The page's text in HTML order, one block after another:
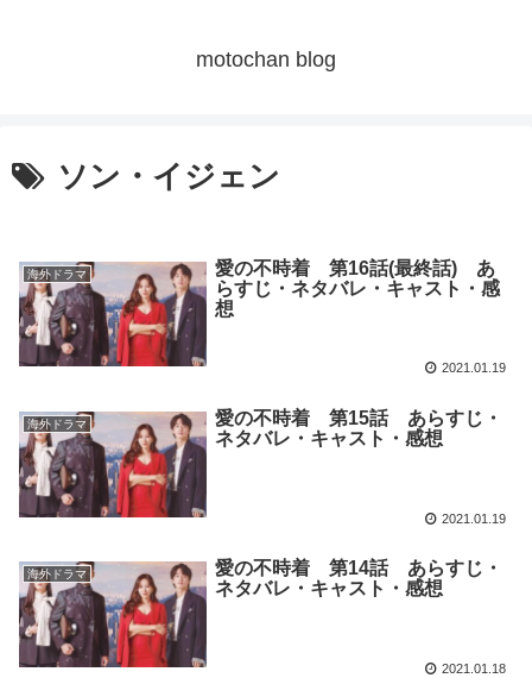
motochan blog
ソン・イジェン
海外ドラマ
愛の不時着 第16話(最終話) あ
らすじ・ネタバレ・キャスト・感
想
2021.01.19
海外ドラマ
愛の不時着 第15話 あらすじ・
ネタバレ・キャスト・感想
2021.01.19
海外ドラマ
愛の不時着 第14話 あらすじ・
ネタバレ・キャスト・感想
2021.01.18